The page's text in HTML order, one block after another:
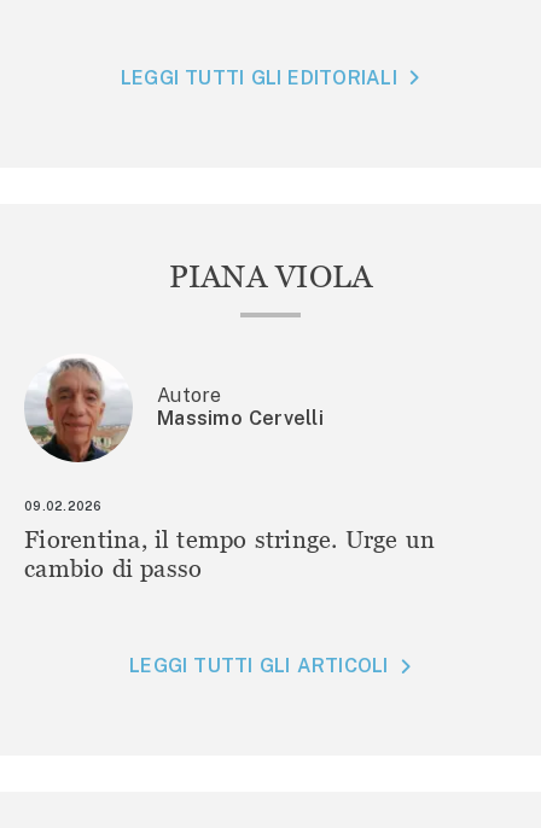
LEGGI TUTTI GLI EDITORIALI
PIANA VIOLA
Autore
Massimo Cervelli
09.02.2026
Fiorentina, il tempo stringe. Urge un
cambio di passo
LEGGI TUTTI GLI ARTICOLI